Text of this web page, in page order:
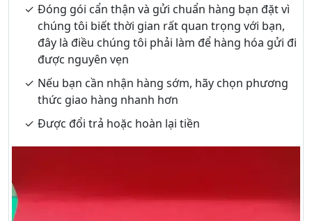
Đóng gói cẩn thận và gửi chuẩn hàng bạn đặt vì
chúng tôi biết thời gian rất quan trọng với bạn,
đây là điều chúng tôi phải làm để hàng hóa gửi đi
được nguyên vẹn
Nếu bạn cần nhận hàng sớm, hãy chọn phương
thức giao hàng nhanh hơn
Được đổi trả hoặc hoàn lại tiền